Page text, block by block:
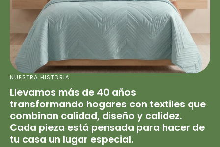
NUESTRA HISTORIA
Llevamos más de 40 años
transformando hogares con textiles que
combinan calidad, diseño y calidez.
Cada pieza está pensada para hacer de
tu casa un lugar especial.